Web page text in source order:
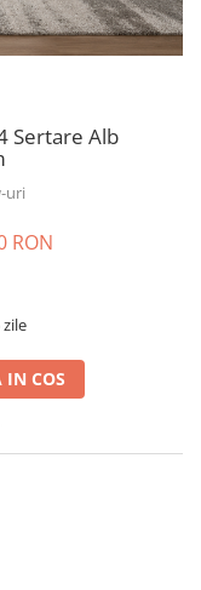
Sertare Alb
uri
RON
zile
IN COS